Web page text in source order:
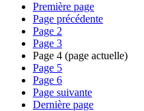
Première page
Page précédente
Page 2
Page 3
Page 4 (page actuelle)
Page 5
Page 6
Page suivante
Dernière page